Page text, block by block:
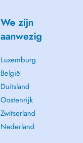
We zijn
aanwezig
Luxemburg
België
Duitsland
Oostenrijk
Zwitserland
Nederland